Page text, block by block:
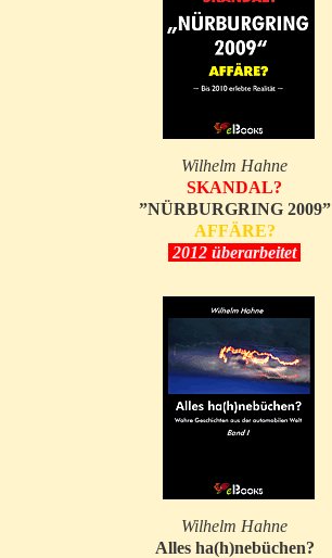
Wilhelm Hahne
SKANDAL?
”NÜRBURGRING 2009”
AFFÄRE?
2012 überarbeitet
Wilhelm Hahne
Alles ha(h)nebüchen?